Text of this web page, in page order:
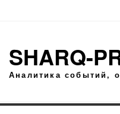
SHARQ-
Аналитика событий,